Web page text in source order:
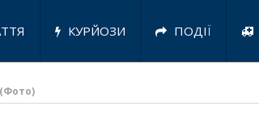
КУРЙОЗИ ПОДІЇ